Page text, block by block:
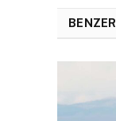
BENZER